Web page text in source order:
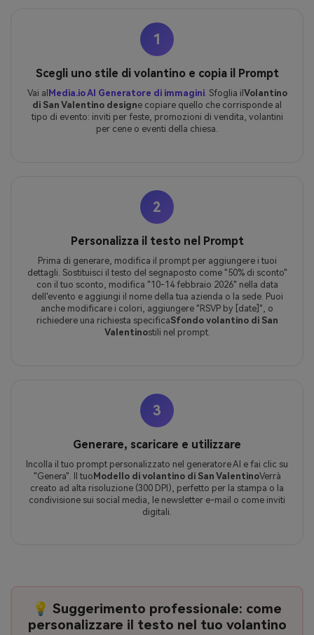
1
Scegli uno stile di volantino e copia il Prompt
Vai al Media.io AI Generatore di immagini. Sfoglia il Volantino
di San Valentino designe copiare quello che corrisponde al
tipo di evento: inviti per feste, promozioni di vendita, volantini
per cene o eventi della chiesa.
2
Personalizza il testo nel Prompt
Prima di generare, modifica il prompt per aggiungere i tuoi
dettagli. Sostituisci il testo del segnaposto come "50% di sconto"
con il tuo sconto, modifica "10-14 febbraio 2026" nella data
dell'evento e aggiungi il nome della tua azienda o la sede. Puoi
anche modificare i colori, aggiungere "RSVP by [date]", o
richiedere una richiesta specificaSfondo volantino di San
Valentinostili nel prompt.
3
Generare, scaricare e utilizzare
Incolla il tuo prompt personalizzato nel generatore AI e fai clic su
"Genera". Il tuo Modello di volantino di San ValentinoVerrà
creato ad alta risoluzione (300 DPI), perfetto per la stampa o la
condivisione sui social media, le newsletter e-mail o come inviti
digitali.
💡 Suggerimento professionale: come
personalizzare il testo nel tuo volantino